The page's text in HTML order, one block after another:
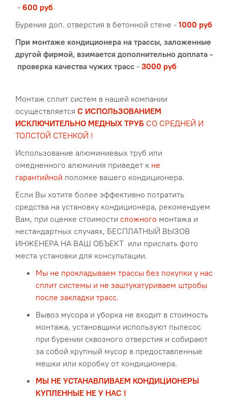
- 600 руб
Бурение доп. отверстия в бетонной стене - 1000 руб
При монтаже кондиционера на трассы, заложенные
другой фирмой, взимается дополнительно доплата -
проверка качества чужих трасс - 3000 руб
Монтаж сплит систем в нашей компании
осуществляется С ИСПОЛЬЗОВАНИЕМ
ИСКЛЮЧИТЕЛЬНО МЕДНЫХ ТРУБ СО СРЕДНЕЙ И
ТОЛСТОЙ СТЕНКОЙ !
Использование алюминиевых труб или
омедненного алюминия приведет к не
гарантийной поломке вашего кондиционера.
Если Вы хотите более эффективно потратить
средства на установку кондиционера, рекомендуем
Вам, при оценке стоимости сложного монтажа и
нестандартных случаях, БЕСПЛАТНЫЙ ВЫЗОВ
ИНЖЕНЕРА НА ВАШ ОБЪЕКТ или прислать фото
места установки для консультации.
Мы не прокладываем трассы без покупки у нас
сплит системы и не заштукатуриваем штробы
после закладки трасс.
Вывоз мусора и уборка не входит в стоимость
монтажа, установщики используют пылесос
при бурении сквозного отверстия и собирают
за собой крупный мусор в предоставленные
мешки или коробку от кондиционера.
МЫ НЕ УСТАНАВЛИВАЕМ КОНДИЦИОНЕРЫ
КУПЛЕННЫЕ НЕ У НАС !